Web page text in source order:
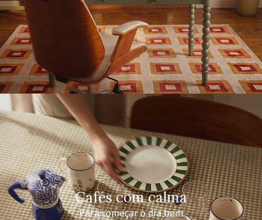
Cafés com calma
Para começar o dia bem